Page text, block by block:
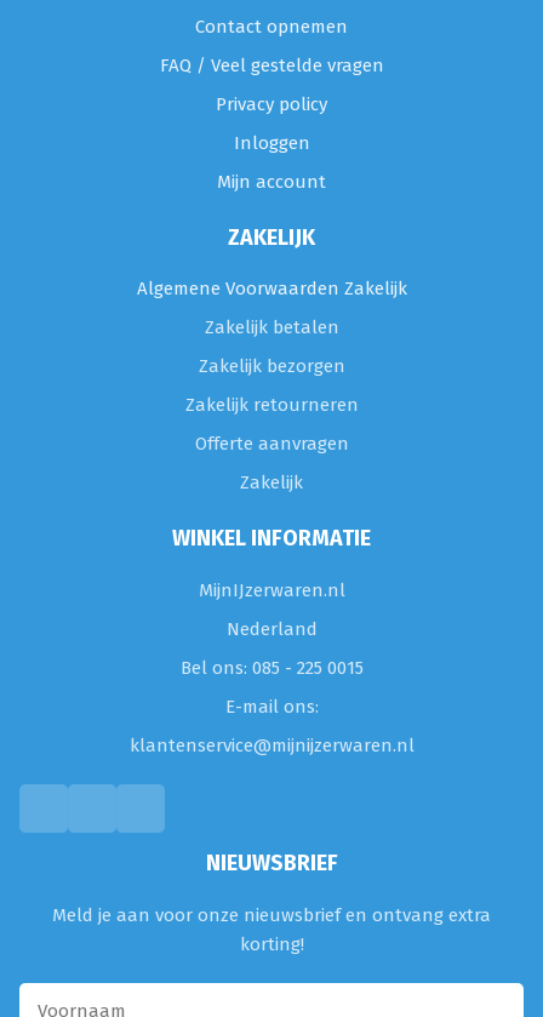
Contact opnemen
FAQ / Veel gestelde vragen
Privacy policy
Inloggen
Mijn account
ZAKELIJK
Algemene Voorwaarden Zakelijk
Zakelijk betalen
Zakelijk bezorgen
Zakelijk retourneren
Offerte aanvragen
Zakelijk
WINKEL INFORMATIE
MijnIJzerwaren.nl
Nederland
Bel ons: 085 - 225 0015
E-mail ons:
klantenservice@mijnijzerwaren.nl
NIEUWSBRIEF
Meld je aan voor onze nieuwsbrief en ontvang extra
korting!